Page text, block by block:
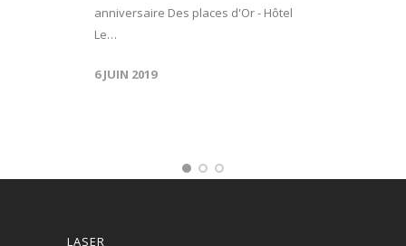
anniversaire Des places d'Or - Hôtel
Le…
6 JUIN 2019
LASER